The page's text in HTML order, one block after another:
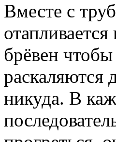
Вместе с
брёвен
раскаляются
никуда. В